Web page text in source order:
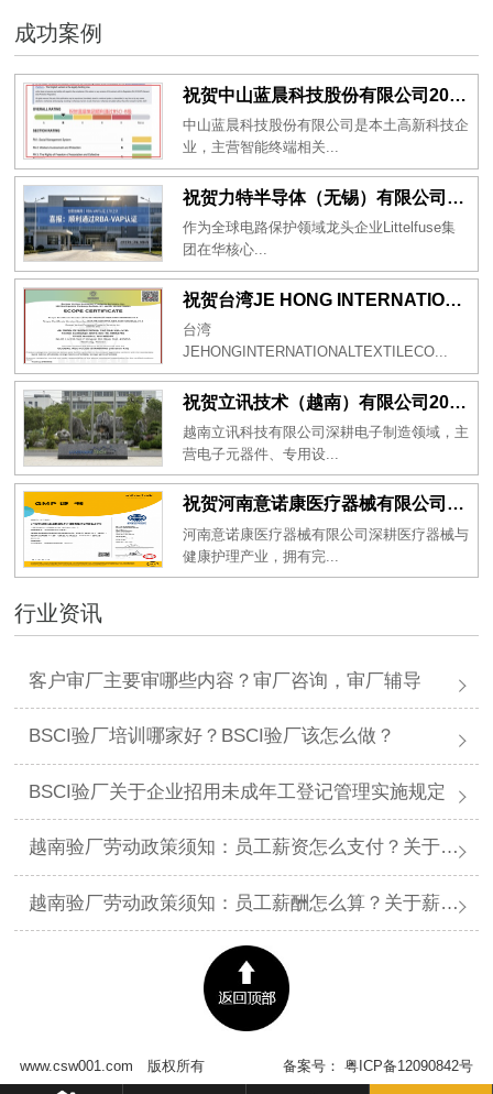
成功案例
祝贺中山蓝晨科技股份有限公司2026年一次性成功通过BSCI验厂-B级
中山蓝晨科技股份有限公司是本土高新科技企
业，主营智能终端相关...
祝贺力特半导体（无锡）有限公司2026年一次性成功通过RBA-VAP认证审核并取得170.2分
作为全球电路保护领域龙头企业Littelfuse集
团在华核心...
祝贺台湾JE HONG INTERNATIONAL TEXTILE CO., LTD 2026年一次性成功通过GRS认证
台湾
JEHONGINTERNATIONALTEXTILECO...
祝贺立讯技术（越南）有限公司2026年一次性成功通过RBA-VAP审核获得金牌评级！
越南立讯科技有限公司深耕电子制造领域，主
营电子元器件、专用设...
祝贺河南意诺康医疗器械有限公司2026年一次性成功通过GMP认证
河南意诺康医疗器械有限公司深耕医疗器械与
健康护理产业，拥有完...
行业资讯
客户审厂主要审哪些内容？审厂咨询，审厂辅导
BSCI验厂培训哪家好？BSCI验厂该怎么做？
BSCI验厂关于企业招用未成年工登记管理实施规定
越南验厂劳动政策须知：员工薪资怎么支付？关于薪资支付有哪些规定呢？
越南验厂劳动政策须知：员工薪酬怎么算？关于薪酬有哪些规定呢？​
备案号：粤ICP备12090842号
www.csw001.com 版权所有